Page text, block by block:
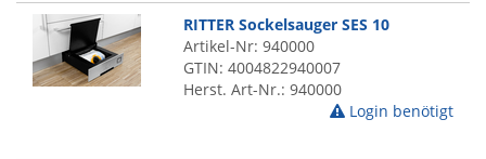
RITTER Sockelsauger SES 10
Artikel-Nr: 940000
GTIN: 4004822940007
Herst. Art-Nr.: 940000
Login benötigt